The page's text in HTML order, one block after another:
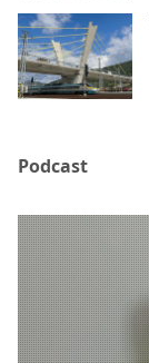
Podcast